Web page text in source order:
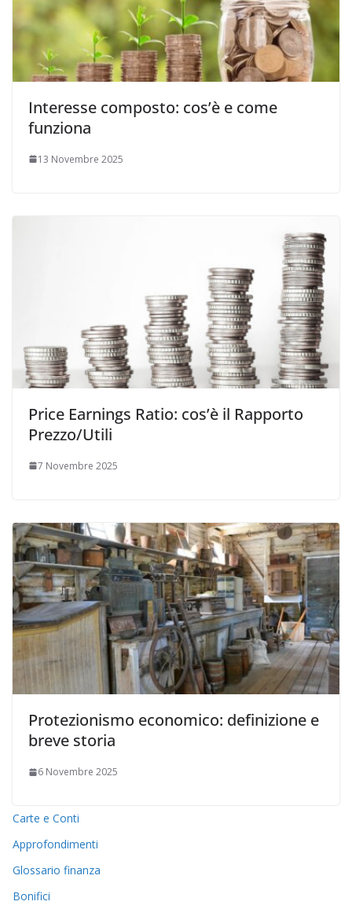
Interesse composto: cos’è e come
funziona
13 Novembre 2025
Price Earnings Ratio: cos’è il Rapporto
Prezzo/Utili
7 Novembre 2025
Protezionismo economico: definizione e
breve storia
6 Novembre 2025
Carte e Conti
Approfondimenti
Glossario finanza
Bonifici